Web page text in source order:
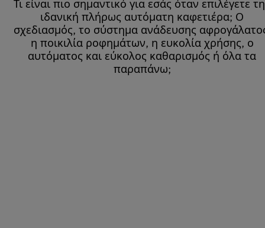
Τι είναι πιο σημαντικό για εσάς όταν επιλέγετε
ιδανική πλήρως αυτόματη καφετιέρα; Ο
σχεδιασμός, το σύστημα ανάδευσης
η ποικιλία ροφημάτων, η ευκολία χρήσης, ο
αυτόματος και εύκολος καθαρισμός ή όλα τα
παραπάνω;